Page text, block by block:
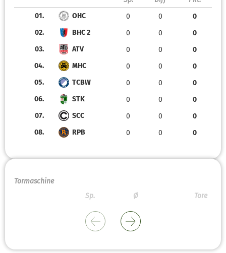
01.
OHC 0 0
0
02.
BHC 2 0 0
0
03.
ATV 0 0
0
04.
MHC 0 0
0
05.
TCBW 0 0
0
06.
STK 0 0
0
07.
SCC 0 0
0
08.
RPB 0 0 0
Tormaschine
Sp.
Ø Tore